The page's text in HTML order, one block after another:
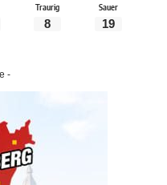
Traurig
8
Sauer
19
-